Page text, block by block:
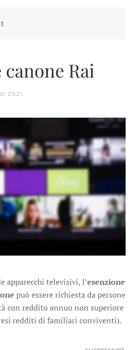
Rai
2021 .
apparecchi televisivi, l’esenzione
può essere richiesta da persone
con reddito annuo non superiore
redditi di familiari conviventi).